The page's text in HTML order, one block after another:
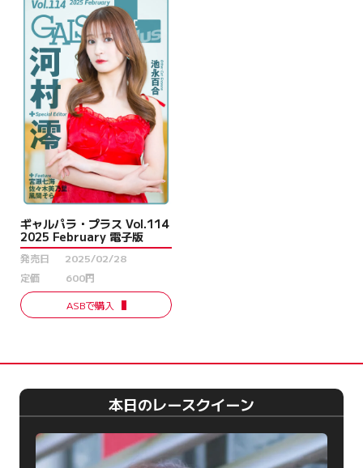
ギャルパラ・プラス Vol.114
2025 February 電子版
発売日
2025/02/28
定価
600円
ASBで購入
本日のレースクイーン